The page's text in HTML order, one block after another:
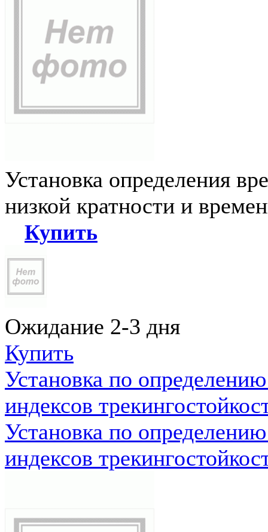
Установка определения
низкой кратности и
Купить
Ожидание 2-3 дня
Купить
Установка по
индексов
Установка по
индексов